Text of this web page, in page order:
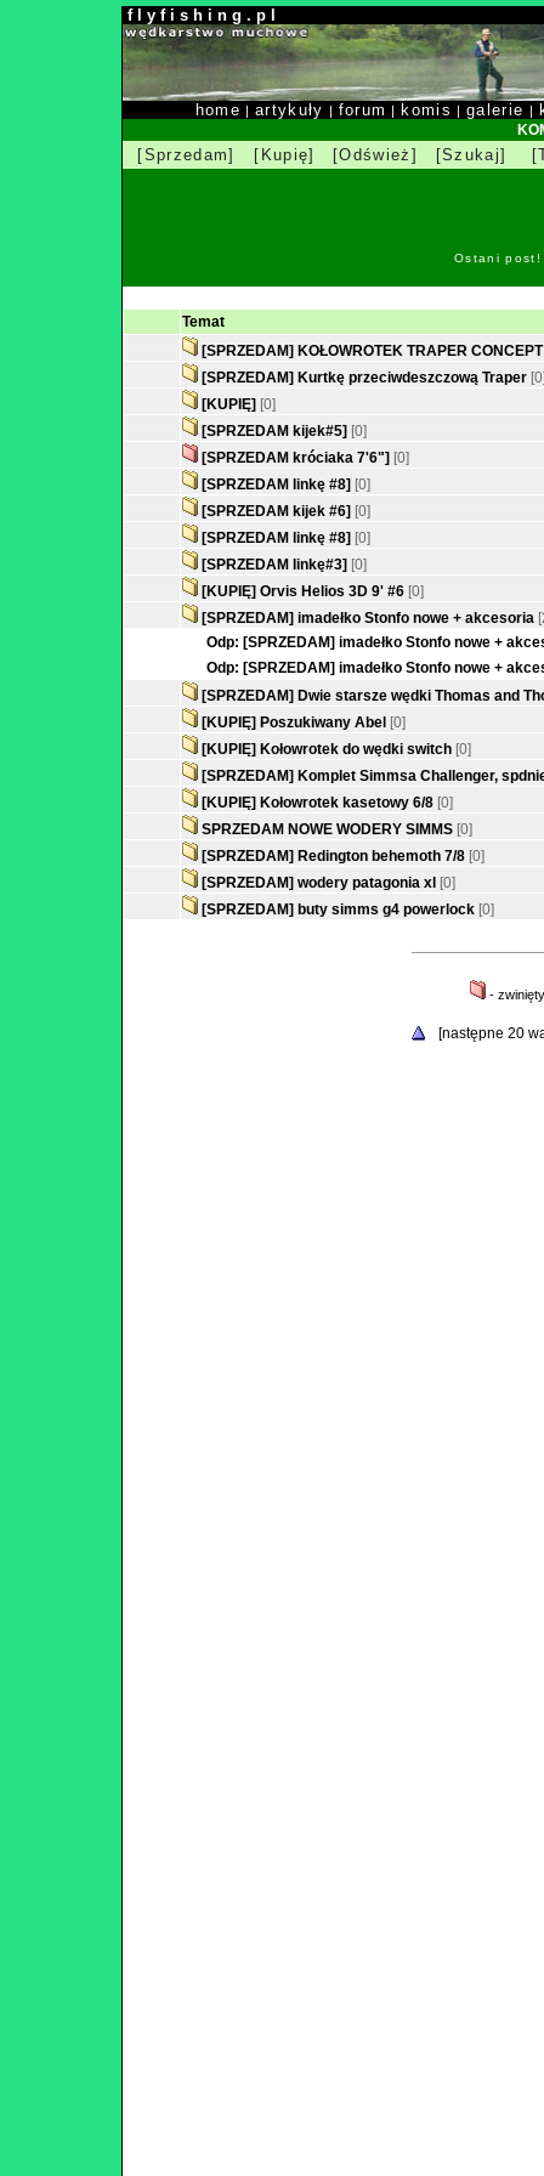
f l y f i s h i n g . p l
home |artykuły | forum | komis |galerie |
[Sprzedam] [Kupię] [Odśwież] [Szukaj]
Ostani post!
Temat
[SPRZEDAM] KOŁOWROTEK TRAPER
[SPRZEDAM] Kurtkę przeciwdeszczową Traper
[KUPIĘ] [0]
[SPRZEDAM kijek#5] [0]
[SPRZEDAM króciaka 7'6"] [0]
[SPRZEDAM linkę #8] [0]
[SPRZEDAM kijek #6] [0]
[SPRZEDAM linkę #8] [0]
[SPRZEDAM linkę#3] [0]
[KUPIĘ] Orvis Helios 3D 9' #6 [0]
[SPRZEDAM] imadełko Stonfo nowe + akcesoria
Odp: [SPRZEDAM] imadełko Stonfo nowe +
Odp: [SPRZEDAM] imadełko Stonfo nowe +
[SPRZEDAM] Dwie starsze wędki Thomas and
[KUPIĘ] Poszukiwany Abel [0]
[KUPIĘ] Kołowrotek do wędki switch [0]
[SPRZEDAM] Komplet Simmsa Challenger,
[KUPIĘ] Kołowrotek kasetowy 6/8 [0]
SPRZEDAM NOWE WODERY SIMMS [0]
[SPRZEDAM] Redington behemoth 7/8 [0]
[SPRZEDAM] wodery patagonia xl [0]
[SPRZEDAM] buty simms g4 powerlock [0]
-
[następne 20